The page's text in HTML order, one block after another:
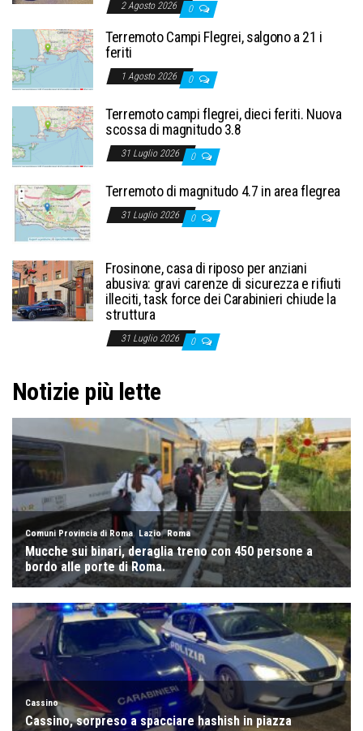
2 Agosto 2026 0
Terremoto Campi Flegrei, salgono a 21 i
feriti
1 Agosto 2026 0
Terremoto campi flegrei, dieci feriti. Nuova
scossa di magnitudo 3.8
31 Luglio 2026 0
Terremoto di magnitudo 4.7 in area flegrea
31 Luglio 2026 0
Frosinone, casa di riposo per anziani
abusiva: gravi carenze di sicurezza e rifiuti
illeciti, task force dei Carabinieri chiude la
struttura
31 Luglio 2026 0
Notizie più lette